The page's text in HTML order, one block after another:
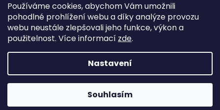
Používáme cookies, abychom Vám umožnili
pohodlné prohlížení webu a díky analýze provozu
webu neustále zlepšovali jeho funkce, výkon a
použitelnost. Více informací zde.
Nastavení
Souhlasím
Sledovat na Instagramu
Facebook
Vytvořil Shoptet
Dětské klipy na dudlíčky